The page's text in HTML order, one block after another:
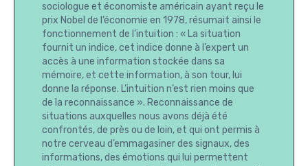
sociologue et économiste américain ayant reçu le
prix Nobel de l’économie en 1978, résumait ainsi le
fonctionnement de l’intuition : « La situation
fournit un indice, cet indice donne à l’expert un
accès à une information stockée dans sa
mémoire, et cette information, à son tour, lui
donne la réponse. L’intuition n’est rien moins que
de la reconnaissance ». Reconnaissance de
situations auxquelles nous avons déjà été
confrontés, de près ou de loin, et qui ont permis à
notre cerveau d’emmagasiner des signaux, des
informations, des émotions qui lui permettent